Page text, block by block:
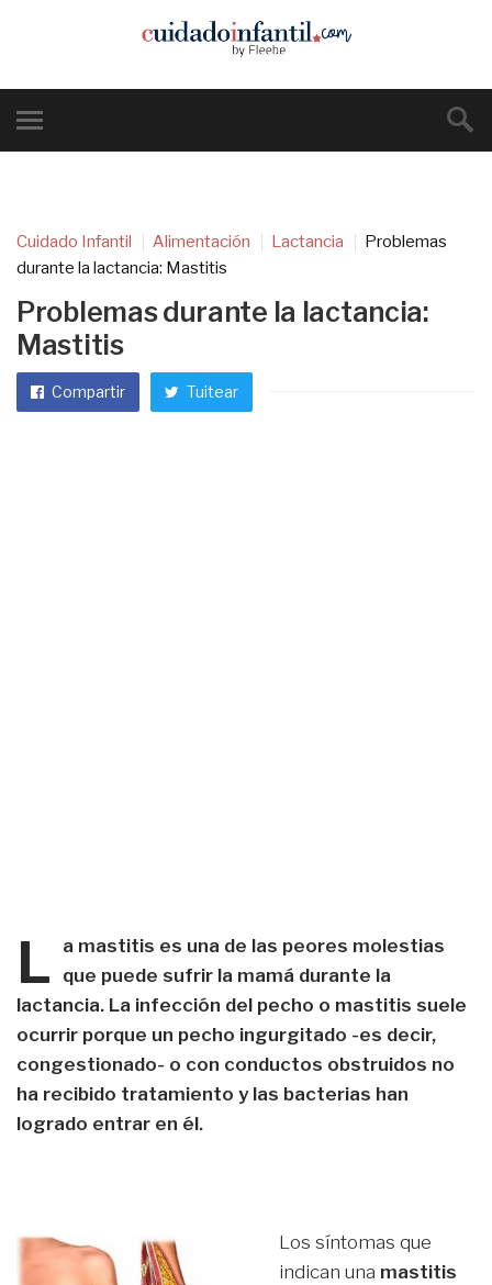
Cuidado Infantil Alimentación Lactancia
Problemas
durante la lactancia: Mastitis
Problemas durante la lactancia:
Mastitis
Compartir Tuitear
L
a mastitis es una de las peores molestias
que puede sufrir la mamá durante la
lactancia. La infección del pecho o mastitis suele
ocurrir porque un pecho ingurgitado -es decir,
congestionado- o con conductos obstruidos no
ha recibido tratamiento y las bacterias han
logrado entrar en él.
Los síntomas que
indican una mastitis